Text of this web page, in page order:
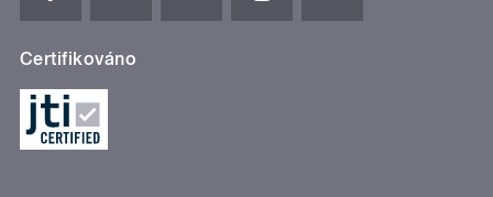
Certifikováno